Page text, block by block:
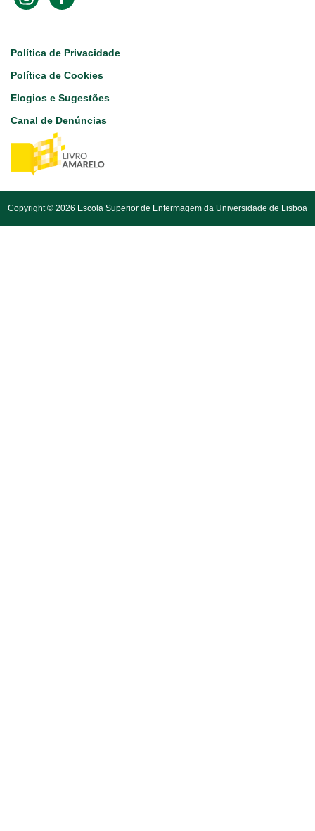
Footer
Política de Privacidade
Política de Cookies
Elogios e Sugestões
Canal de Denúncias
Copyright © 2026 Escola Superior de Enfermagem da Universidade de Lisboa